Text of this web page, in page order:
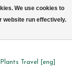
Travel [eng]
We use cookies to
website run effectively.